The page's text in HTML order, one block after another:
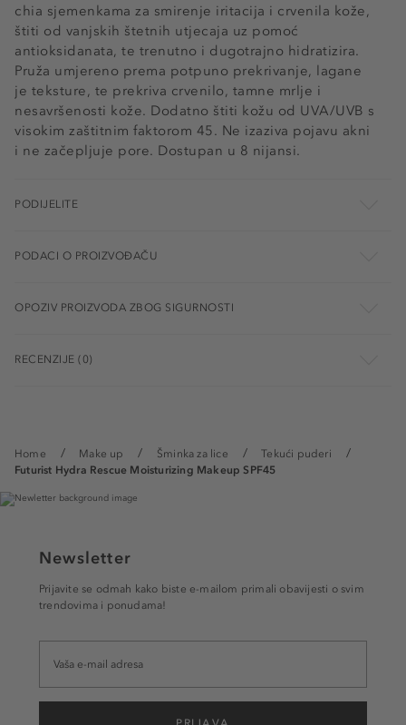
Home Make up Šminka za lice
Tekući puderi
Futurist Hydra Rescue Moisturizing Makeup SPF45
chia sjemenkama za smirenje iritacija i crvenila kože,
štiti od vanjskih štetnih utjecaja uz pomoć
antioksidanata, te trenutno i dugotrajno hidratizira.
Pruža umjereno prema potpuno prekrivanje, lagane
je teksture, te prekriva crvenilo, tamne mrlje i
nesavršenosti kože. Dodatno štiti kožu od UVA/UVB s
visokim zaštitnim faktorom 45. Ne izaziva pojavu akni
i ne začepljuje pore. Dostupan u 8 nijansi.
PODIJELITE
PODACI O PROIZVOĐAČU
OPOZIV PROIZVODA ZBOG SIGURNOSTI
RECENZIJE (0)
Newsletter
Prijavite se odmah kako biste e-mailom primali obavijesti o svim
trendovima i ponudama!